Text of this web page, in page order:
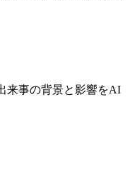
来事の背景と影響をAI